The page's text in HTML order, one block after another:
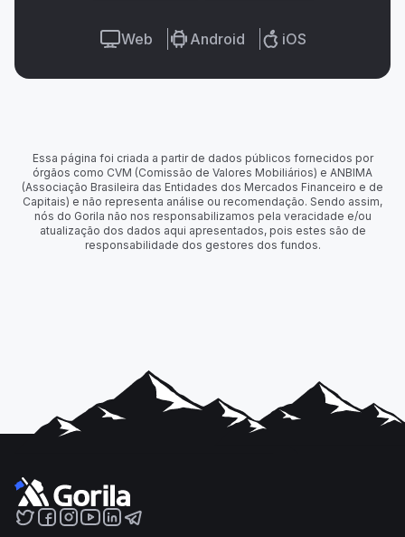
Web Android iOS
Essa página foi criada a partir de dados públicos fornecidos por
órgãos como CVM (Comissão de Valores Mobiliários) e ANBIMA
(Associação Brasileira das Entidades dos Mercados Financeiro e de
Capitais) e não representa análise ou recomendação. Sendo assim,
nós do Gorila não nos responsabilizamos pela veracidade e/ou
atualização dos dados aqui apresentados, pois estes são de
responsabilidade dos gestores dos fundos.